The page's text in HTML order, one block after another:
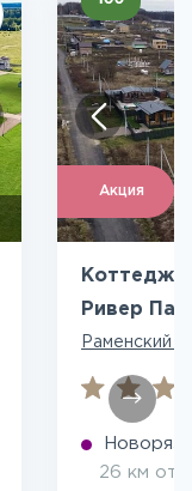
Акция
Ривер
Раменский
26 км от